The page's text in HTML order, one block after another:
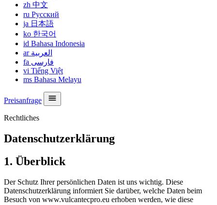
zh 中文
ru Русский
ja 日本語
ko 한국어
id Bahasa Indonesia
ar العربية
fa فارسی
vi Tiếng Việt
ms Bahasa Melayu
Preisanfrage
Rechtliches
Datenschutzerklärung
1. Überblick
Der Schutz Ihrer persönlichen Daten ist uns wichtig. Diese
Datenschutzerklärung informiert Sie darüber, welche Daten beim
Besuch von www.vulcantecpro.eu erhoben werden, wie diese